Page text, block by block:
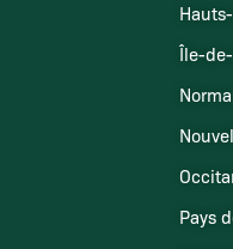
Île-
Pays